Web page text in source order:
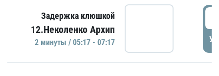
Задержка клюшкой
12.Неколенко Архип
2 минуты / 05:17 - 07:17